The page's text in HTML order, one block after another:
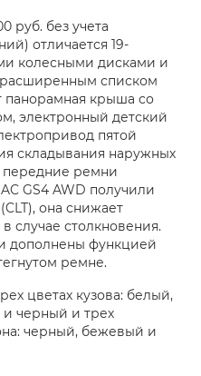
руб. без учета
отличается 19-
колесными дисками и
расширенным списком
панорамная крыша со
электронный детский
пятой
складывания наружных
передние ремни
GS4 AWD получили
она снижает
случае столкновения.
дополнены функцией
ремне.
цветах кузова: белый,
черный и трех
черный, бежевый и